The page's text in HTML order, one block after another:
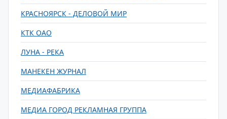
КРАСНОЯРСК - ДЕЛОВОЙ МИР
КТК ОАО
ЛУНА - РЕКА
МАНЕКЕН ЖУРНАЛ
МЕДИАФАБРИКА
МЕДИА ГОРОД РЕКЛАМНАЯ ГРУППА